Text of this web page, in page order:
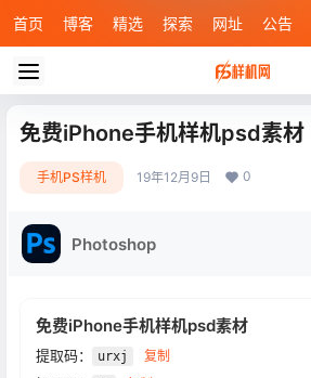
首页 博客 精选 探索 网址 公告
免费iPhone手机样机psd素材
手机PS样机 19年12月9日 0
Photoshop
免费iPhone手机样机psd素材
提取码： urxj 复制